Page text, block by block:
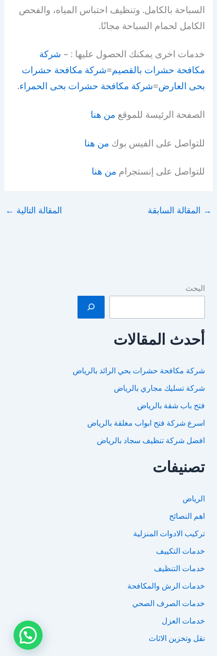
السباحة بالكامل. وتنظيف احتباس المياه، والفحص
الكامل لحمام السباحة مجانًا.
خدمات اخرى يمكنك الحصول عليها : – شركة
مكافحة حشرات بالقصيم=شركة مكافحة حشرات
بحى العارض=شركة مكافحة حشرات بحى الحمراء.
الصفحة الرئيسة للموقع من هنا
للتواصل على الفيس بوك من هنا
للتواصل على إنستجرام من هنا
→ المقالة السابقة المقالة التالية ←
البحث
أحدث المقالات
شركة مكافحة حشرات بحي الرائد بالرياض
شركة تسليك مجاري بالرياض
فتح باب شقة بالرياض
اسرع شركة فتح ابواب مغلقة بالرياض
افضل شركة تنظيف سجاد بالرياض
تصنيفات
الرياض
اهم النصائح
تركيب الادوات المنزلية
خدمات التكييف
خدمات التنظيف
خدمات الرش والمكافحة
خدمات الصرف الصحي
خدمات العزل
نقل وتخزين الاثاث